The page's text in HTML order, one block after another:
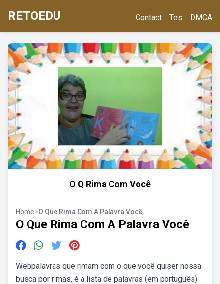
RETOEDU Contact Tos DMCA
O Q Rima Com Você
Home>O Que Rima Com A Palavra Você
O Que Rima Com A Palavra Você
Webpalavras que rimam com o que você quiser nossa
busca por rimas, é a lista de palavras (em português)